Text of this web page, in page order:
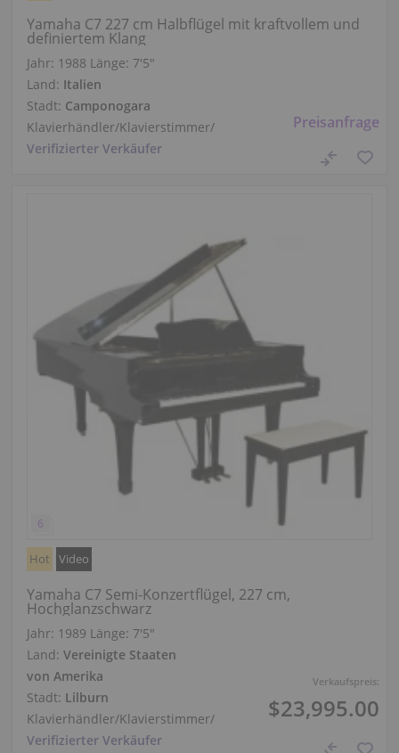
Preisanfrage
Yamaha C7 227 cm Halbflügel mit kraftvollem und
definiertem Klang
Jahr: 1988 Länge: 7′5″
Land: Italien
Stadt: Camponogara
Klavierhändler/Klavierstimmer/
Verifizierter Verkäufer
Verkaufspreis:
$23,995.00
Hot Video
Yamaha C7 Semi-Konzertflügel, 227 cm,
Hochglanzschwarz
Jahr: 1989 Länge: 7′5″
Land: Vereinigte Staaten
von Amerika
Stadt: Lilburn
Klavierhändler/Klavierstimmer/
Verifizierter Verkäufer